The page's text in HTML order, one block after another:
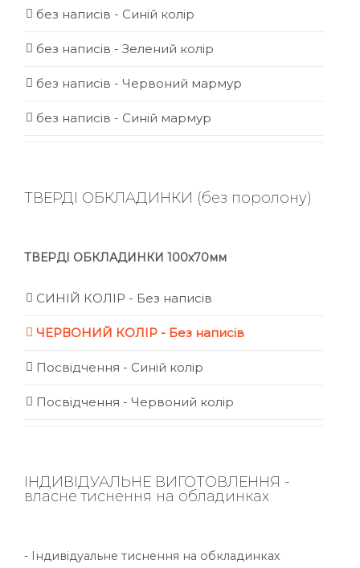
без написів - Синій колір
без написів - Зелений колір
без написів - Червоний мармур
без написів - Синій мармур
ТВЕРДІ ОБКЛАДИНКИ (без поролону)
ТВЕРДІ ОБКЛАДИНКИ 100х70мм
СИНІЙ КОЛІР - Без написів
ЧЕРВОНИЙ КОЛІР - Без написів
Посвідчення - Синій колір
Посвідчення - Червоний колір
ІНДИВІДУАЛЬНЕ ВИГОТОВЛЕННЯ -
власне тиснення на обладинках
- Індивідуальне тиснення на обкладинках